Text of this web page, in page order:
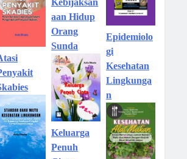
Kebijaksan
aan Hidup
Orang
Sunda
Keluarga
Penuh
Epidemiolo
gi
Kesehatan
Lingkunga
n